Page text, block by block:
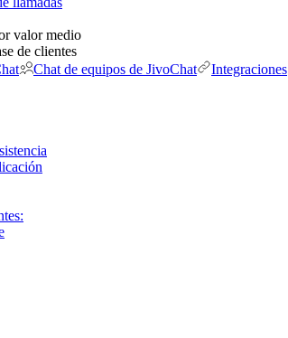
valor medio
de clientes
Chat de equipos de JivoChat Integraciones